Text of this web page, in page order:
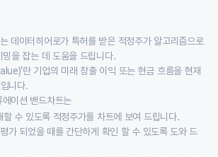
데이터히어로가 특허를 받은 적정주가 알고리즘으로
을 잡는 데 도움을 드립니다.
란 기업의 미래 창출 이익 또는 현금 흐름을 현재
니다.
이션 밴드차트는
할 수 있도록 적정주가를 차트에 보여 드립니다.
가 되었을 때를 간단하게 확인 할 수 있도록 도와 드